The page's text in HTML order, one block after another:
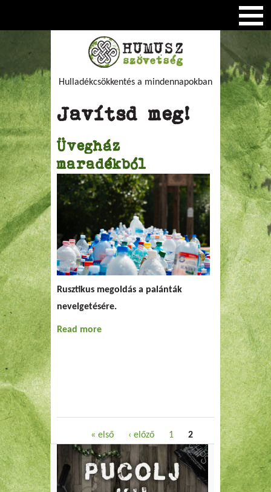
Hulladékcsökkentés a mindennapokban
Javítsd meg!
Üvegház
maradékból
Rusztikus megoldás a palánták
nevelgetésére.
Read more
« első ‹ előző 1 2